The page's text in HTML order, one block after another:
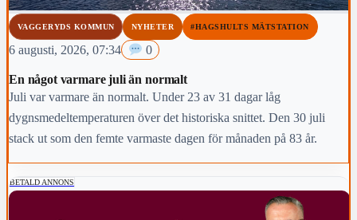
VAGGERYDS KOMMUN NYHETER #HAGSHULTS MÄTSTATION
6 augusti, 2026, 07:34 0
En något varmare juli än normalt
Juli var varmare än normalt. Under 23 av 31 dagar låg
dygnsmedeltemperaturen över det historiska snittet. Den 30 juli
stack ut som den femte varmaste dagen för månaden på 83 år.
BETALD ANNONS